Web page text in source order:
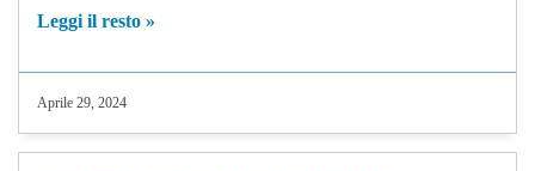
Leggi il resto »
Aprile 29, 2024